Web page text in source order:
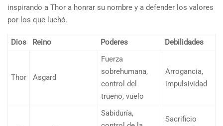
inspirando a Thor a honrar su nombre y a defender los valores
por los que luchó.
Dios Reino Poderes Debilidades
Thor Asgard
Fuerza
sobrehumana,
control del
trueno, vuelo
Arrogancia,
impulsividad
Sabiduría,
Sacrificio